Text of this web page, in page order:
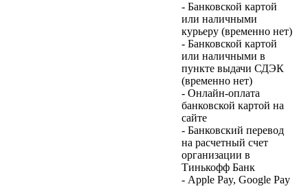
- Банковской картой
или наличными
курьеру (временно нет)
- Банковской картой
или наличными в
пункте выдачи СДЭК
(временно нет)
- Онлайн-оплата
банковской картой на
сайте
- Банковский перевод
на расчетный счет
организации в
Тинькофф Банк
- Apple Pay, Google Pay